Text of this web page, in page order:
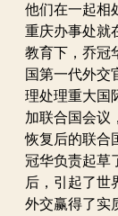
他们在一起相
重庆办事处就
教育下，乔冠
国第一代外交
理处理重大国
加联合国会议
恢复后的联合
冠华负责起草
后，引起了世
外交赢得了实